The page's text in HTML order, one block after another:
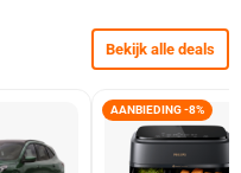
Bekijk alle deals
AANBIEDING -8%